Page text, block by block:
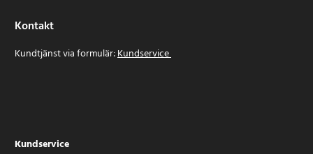
Kontakt
Kundtjänst via formulär:Kundservice
Kundservice